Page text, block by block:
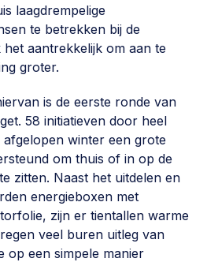
laagdrempelige
te betrekken bij de
aantrekkelijk om aan te
groter.
is de eerste ronde van
58 initiatieven door heel
winter een grote
om thuis of in op de
zitten. Naast het uitdelen en
energieboxen met
zijn er tientallen warme
veel buren uitleg van
op een simpele manier